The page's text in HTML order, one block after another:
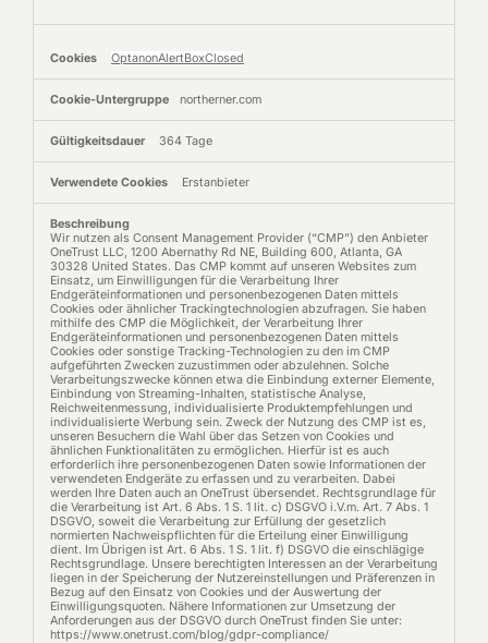
OptanonAlertBoxClosed
northerner.com
364 Tage
Erstanbieter
Wir nutzen als Consent Management Provider (“CMP”) den Anbieter
OneTrust LLC, 1200 Abernathy Rd NE, Building 600, Atlanta, GA
30328 United States. Das CMP kommt auf unseren Websites zum
Einsatz, um Einwilligungen für die Verarbeitung Ihrer
Endgeräteinformationen und personenbezogenen Daten mittels
Cookies oder ähnlicher Trackingtechnologien abzufragen. Sie haben
mithilfe des CMP die Möglichkeit, der Verarbeitung Ihrer
Endgeräteinformationen und personenbezogenen Daten mittels
Cookies oder sonstige Tracking-Technologien zu den im CMP
aufgeführten Zwecken zuzustimmen oder abzulehnen. Solche
Verarbeitungszwecke können etwa die Einbindung externer Elemente,
Einbindung von Streaming-Inhalten, statistische Analyse,
Reichweitenmessung, individualisierte Produktempfehlungen und
individualisierte Werbung sein. Zweck der Nutzung des CMP ist es,
unseren Besuchern die Wahl über das Setzen von Cookies und
ähnlichen Funktionalitäten zu ermöglichen. Hierfür ist es auch
erforderlich ihre personenbezogenen Daten sowie Informationen der
verwendeten Endgeräte zu erfassen und zu verarbeiten. Dabei
werden Ihre Daten auch an OneTrust übersendet. Rechtsgrundlage für
die Verarbeitung ist Art. 6 Abs. 1 S. 1 lit. c) DSGVO i.V.m. Art. 7 Abs. 1
DSGVO, soweit die Verarbeitung zur Erfüllung der gesetzlich
normierten Nachweispflichten für die Erteilung einer Einwilligung
dient. Im Übrigen ist Art. 6 Abs. 1 S. 1 lit. f) DSGVO die einschlägige
Rechtsgrundlage. Unsere berechtigten Interessen an der Verarbeitung
liegen in der Speicherung der Nutzereinstellungen und Präferenzen in
Bezug auf den Einsatz von Cookies und der Auswertung der
Einwilligungsquoten. Nähere Informationen zur Umsetzung der
Anforderungen aus der DSGVO durch OneTrust finden Sie unter:
https://www.onetrust.com/blog/gdpr-compliance/